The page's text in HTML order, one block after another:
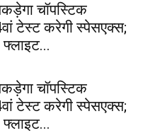
चॉपस्टिक
टेस्ट करेगी स्पेसएक्स;
चॉपस्टिक
टेस्ट करेगी स्पेसएक्स;